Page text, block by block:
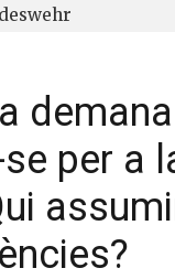
demana
per a